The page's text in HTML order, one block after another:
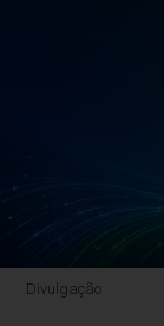
Divulgação